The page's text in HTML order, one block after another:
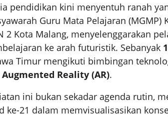
pendidikan kini menyentuh ranah
Guru Mata Pelajaran
2 Kota Malang, menyelenggarakan
ke arah futuristik. Sebanyak
Timur mengikuti bimbingan
Augmented Reality (AR).
ini bukan sekadar agenda rutin,
ke-21 dalam memvisualisasikan